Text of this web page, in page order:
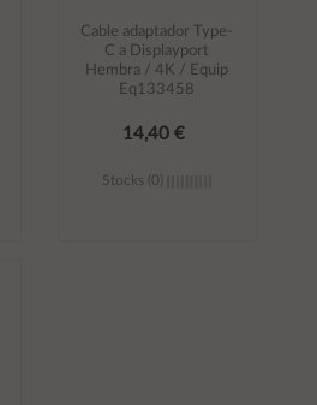
Cable adaptador Type-
C a Displayport
Hembra / 4K / Equip
Eq133458
14,40 €
Stocks (0)